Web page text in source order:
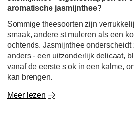
ochtends. Jasmijnthee onderscheidt
anders - een uitzonderlijk delicaat,
vanaf de eerste slok in een kalme,
kan brengen.
Meer lezen